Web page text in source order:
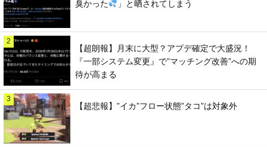
臭かった
」と晒されてしまう
2
【超朗報】月末に大型？アプデ確定で大盛況！
『一部システム変更』で”マッチング改善”への期
待が高まる
3
【超悲報】”イカ”フロー状態”タコ”は対象外